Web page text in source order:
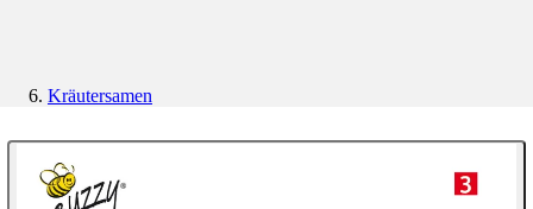
Kräutersamen